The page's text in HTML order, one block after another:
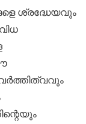
ശ്രദ്ധേയവും